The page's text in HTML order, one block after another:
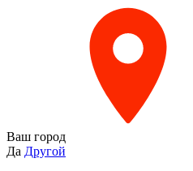
Ваш город
Да Другой